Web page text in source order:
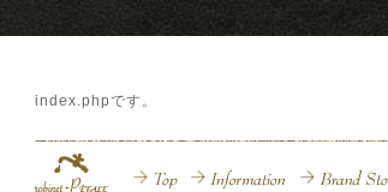
index.phpです。